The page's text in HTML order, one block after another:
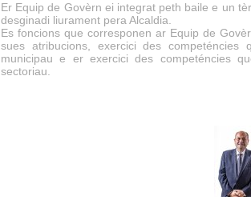
Er Equip de Govèrn ei integrat peth baile e un
desginadi liurament pera Alcaldia.
Es foncions que corresponen ar Equip de
sues atribucions, exercici des
municipau e er exercici des competéncies
sectoriau.